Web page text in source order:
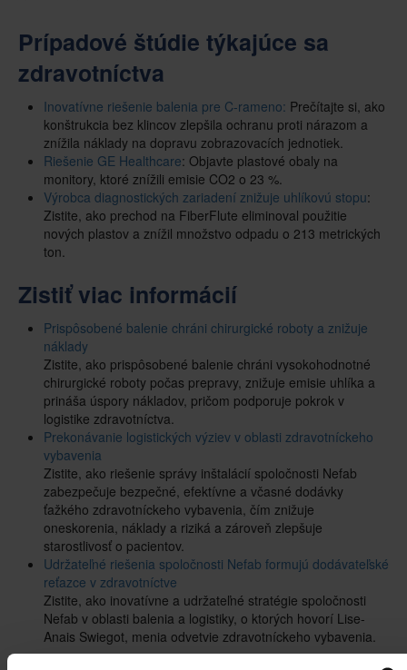
Prípadové štúdie týkajúce sa
zdravotníctva
Inovatívne riešenie balenia pre C-rameno: Prečítajte si, ako
konštrukcia bez klincov zlepšila ochranu proti nárazom a
znížila náklady na dopravu zobrazovacích jednotiek.
Riešenie GE Healthcare: Objavte plastové obaly na
monitory, ktoré znížili emisie CO2 o 23 %.
Výrobca diagnostických zariadení znižuje uhlíkovú stopu:
Zistite, ako prechod na FiberFlute eliminoval použitie
nových plastov a znížil množstvo odpadu o 213 metrických
ton.
Zistiť viac informácií
Prispôsobené balenie chráni chirurgické roboty a znižuje
náklady
Zistite, ako prispôsobené balenie chráni vysokohodnotné
chirurgické roboty počas prepravy, znižuje emisie uhlíka a
prináša úspory nákladov, pričom podporuje pokrok v
logistike zdravotníctva.
Prekonávanie logistických výziev v oblasti zdravotníckeho
vybavenia
Zistite, ako riešenie správy inštalácií spoločnosti Nefab
zabezpečuje bezpečné, efektívne a včasné dodávky
ťažkého zdravotníckeho vybavenia, čím znižuje
oneskorenia, náklady a riziká a zároveň zlepšuje
starostlivosť o pacientov.
Udržateľné riešenia spoločnosti Nefab formujú dodávateľské
reťazce v zdravotníctve
Zistite, ako inovatívne a udržateľné stratégie spoločnosti
Nefab v oblasti balenia a logistiky, o ktorých hovorí Lise-
Anais Swiegot, menia odvetvie zdravotníckeho vybavenia.